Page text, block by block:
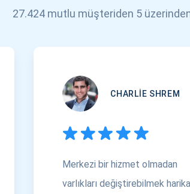
27.424 mutlu müşteriden 5
CHARLIE SHREM
Merkezi bir hizmet olmadan
varlıkları değiştirebilmek